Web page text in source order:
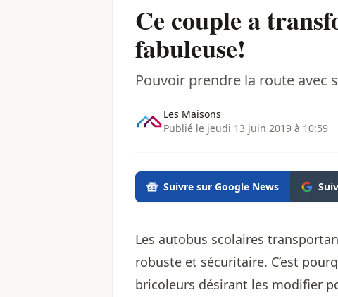
Ce couple a
fabuleuse!
Pouvoir prendre la route avec
Les Maisons
Publié le jeudi 13 juin 2019 à 10:59
Suivre sur Google News
Les autobus scolaires
robuste et sécuritaire. C’est
bricoleurs désirant les modifier